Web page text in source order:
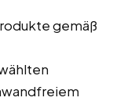
gemäß